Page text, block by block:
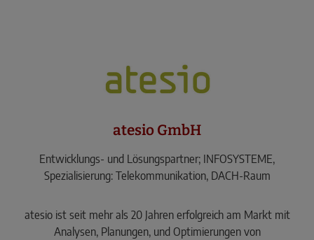
atesio GmbH
Entwicklungs- und Lösungspartner; INFOSYSTEME,
Spezialisierung: Telekommunikation, DACH-Raum
atesio ist seit mehr als 20 Jahren erfolgreich am Markt mit
Analysen, Planungen, und Optimierungen von